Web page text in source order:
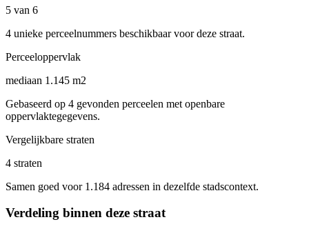
5 van 6
4 unieke perceelnummers beschikbaar voor deze straat.
Perceeloppervlak
mediaan 1.145 m2
Gebaseerd op 4 gevonden perceelen met openbare
oppervlaktegegevens.
Vergelijkbare straten
4 straten
Samen goed voor 1.184 adressen in dezelfde stadscontext.
Verdeling binnen deze straat